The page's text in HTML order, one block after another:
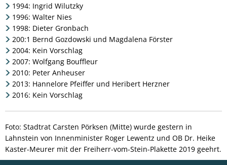
1994: Ingrid Wilutzky
1996: Walter Nies
1998: Dieter Gronbach
200:1 Bernd Gozdowski und Magdalena Förster
2004: Kein Vorschlag
2007: Wolfgang Bouffleur
2010: Peter Anheuser
2013: Hannelore Pfeiffer und Heribert Herzner
2016: Kein Vorschlag
Foto: Stadtrat Carsten Pörksen (Mitte) wurde gestern in
Lahnstein von Innenminister Roger Lewentz und OB Dr. Heike
Kaster-Meurer mit der Freiherr-vom-Stein-Plakette 2019 geehrt.